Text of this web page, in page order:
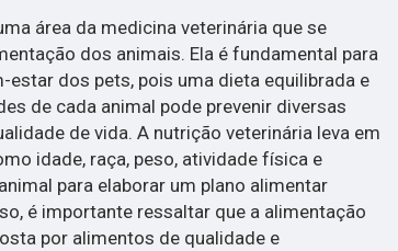
área da medicina veterinária que se
dos animais. Ela é fundamental para
estar dos pets, pois uma dieta equilibrada e
de cada animal pode prevenir diversas
de vida. A nutrição veterinária leva em
idade, raça, peso, atividade física e
para elaborar um plano alimentar
é importante ressaltar que a alimentação
por alimentos de qualidade e